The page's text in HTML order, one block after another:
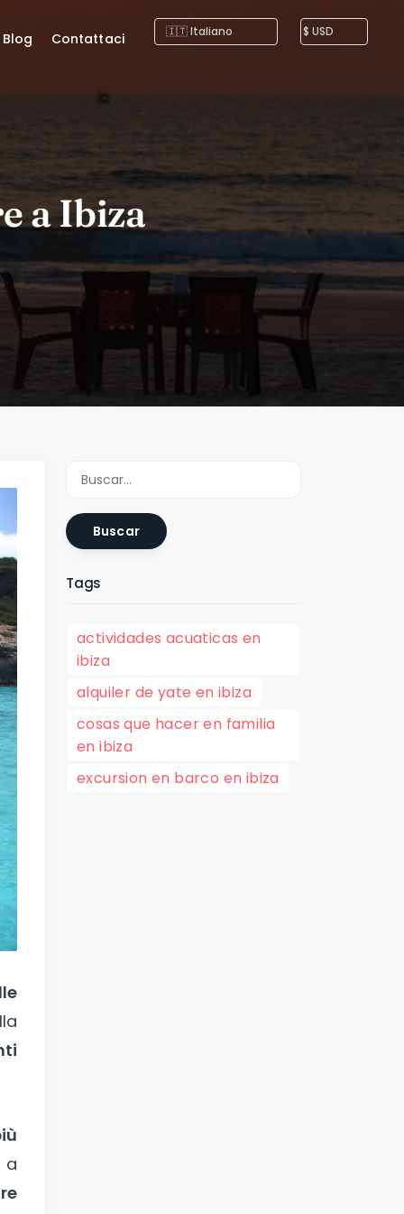
a Ibiza
a
Buscar
Tags
actividades acuaticas en
ibiza
alquiler de yate en ibiza
cosas que hacer en familia
en ibiza
excursion en barco en ibiza
Blog Contattaci